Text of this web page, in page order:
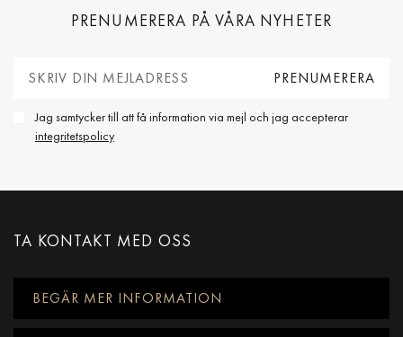
PRENUMERERA PÅ VÅRA NYHETER
Jag samtycker till att få information via mejl och jag accepterar
integritetspolicy
TA KONTAKT MED OSS
BEGÄR MER INFORMATION